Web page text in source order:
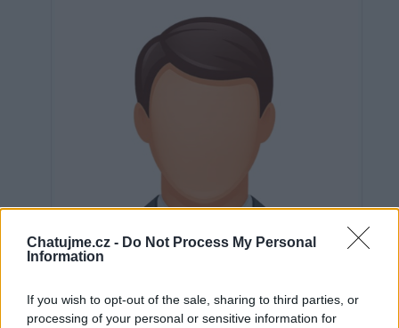
Chatujme.cz - Do Not Process My Personal
Information
If you wish to opt-out of the sale, sharing to third parties, or
processing of your personal or sensitive information for